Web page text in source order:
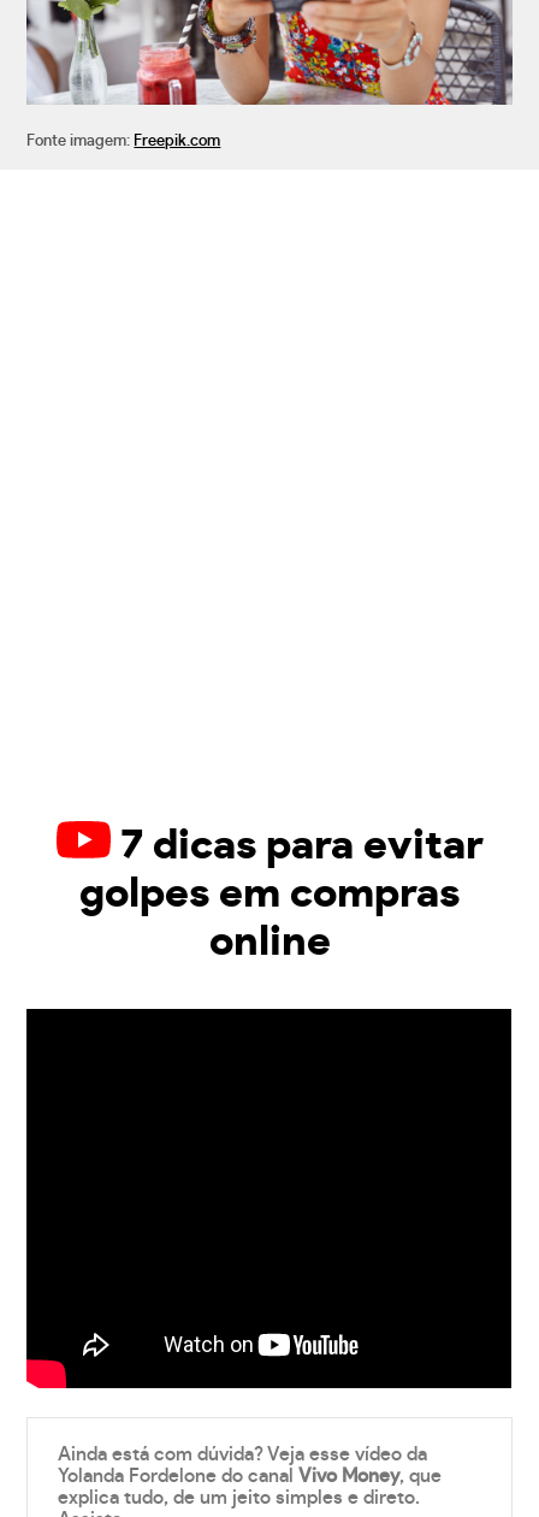
Fonte imagem: Freepik.com
7 dicas para evitar
golpes em compras
online
Ainda está com dúvida? Veja esse vídeo da
Yolanda Fordelone do canalVivo Money, que
explica tudo, de um jeito simples e direto.